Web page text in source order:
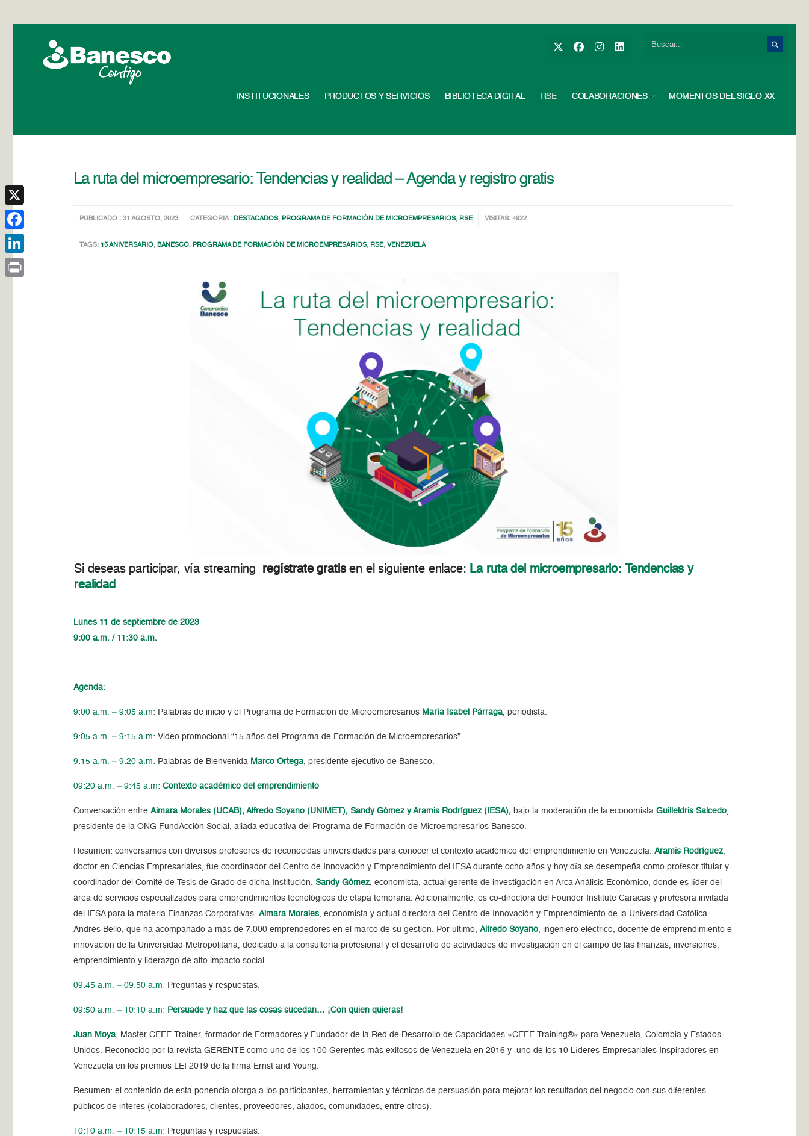
INSTITUCIONALES PRODUCTOS Y SERVICIOS BIBLIOTECA DIGITAL RSE COLABORACIONES MOMENTOS DEL SIGLO XX
La ruta del microempresario: Tendencias y realidad – Agenda y registro gratis
PUBLICADO : 31 AGOSTO, 2023 CATEGORIA : DESTACADOS, PROGRAMA DE FORMACIÓN DE MICROEMPRESARIOS, RSE VISITAS: 4922
TAGS: 15 ANIVERSARIO, BANESCO, PROGRAMA DE FORMACIÓN DE MICROEMPRESARIOS, RSE,VENEZUELA
Si deseas participar, vía streaming regístrate gratisen el siguiente enlace: La ruta del microempresario: Tendencias y
realidad
Lunes 11 de septiembre de 2023
9:00 a.m. / 11:30 a.m.
Agenda:
9:00 a.m. – 9:05 a.m: Palabras de inicio y el Programa de Formación de Microempresarios María Isabel Párraga , periodista.
9:05 a.m. – 9:15 a.m:Video promocional “15 años del Programa de Formación de Microempresarios”.
9:15 a.m. – 9:20 a.m: Palabras de Bienvenida Marco Ortega , presidente ejecutivo de Banesco.
09:20 a.m. – 9:45 a.m: Contexto académico del emprendimiento
Conversación entreAimara Morales (UCAB), Alfredo Soyano (UNIMET), Sandy Gómez y Aramis Rodríguez (IESA), bajo la moderación de la economistaGuilleldris Salcedo
presidente de la ONG FundAcción Social, aliada educativa del Programa de Formación de Microempresarios Banesco.
Resumen: conversamos con diversos profesores de reconocidas universidades para conocer el contexto académico del emprendimiento en Venezuela.Aramis Rodríguez
doctor en Ciencias Empresariales, fue coordinador del Centro de Innovación y Emprendimiento del IESA durante ocho años y hoy día se desempeña como profesor titular y
coordinador del Comité de Tesis de Grado de dicha Institución. Sandy Gómez ,economista, actual gerente de investigación en Arca Análisis Económico, donde es líder del
área de servicios especializados para emprendimientos tecnológicos de etapa temprana. Adicionalmente, es co-directora del Founder Institute Caracas y profesora invitada
del IESA para la materia Finanzas Corporativas.Aimara Morales , economista y actual directora del Centro de Innovación y Emprendimiento de la Universidad Católica
Andrés Bello, que ha acompañado a más de 7.000 emprendedores en el marco de su gestión.
Por último,Alfredo Soyano , ingeniero eléctrico, docente de emprendimiento e
innovación de la Universidad Metropolitana, dedicado a la consultoría profesional y el desarrollo de actividades de investigación en el campo de las finanzas, inversiones,
emprendimiento y liderazgo de alto impacto social.
09:45 a.m. – 09:50 a.m: Preguntas y respuestas.
09:50 a.m. – 10:10 a.m: Persuade y haz que las cosas sucedan… ¡Con quien quieras!
Juan Moya , Master CEFE Trainer, formador de Formadores y Fundador de la Red de Desarrollo de Capacidades «CEFE Training®» para Venezuela, Colombia y Estados
Unidos. Reconocido por la revista GERENTE como uno de los 100 Gerentes más exitosos de Venezuela en 2016 y uno de los 10 Líderes Empresariales Inspiradores en
Venezuela en los premios LEI 2019 de la firma Ernst and Young.
Resumen: el contenido de esta ponencia otorga a los participantes, herramientas y técnicas de persuasión para mejorar los resultados del negocio con sus diferentes
públicos de interés (colaboradores, clientes, proveedores, aliados, comunidades, entre otros).
10:10 a.m. – 10:15 a.m: Preguntas y respuestas.
X
Facebook
LinkedIn